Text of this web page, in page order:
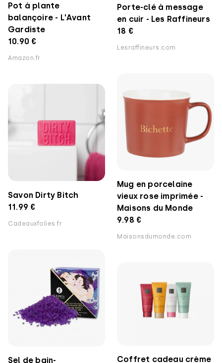
Pot à plante
balançoire - L'Avant
Gardiste
10.90 €
Amazon.fr
Porte-clé à message
en cuir - Les Raffineurs
18 €
Lesraffineurs.com
Mug en porcelaine
vieux rose imprimée -
Maisons du Monde
9.98 €
Maisonsdumonde.com
Savon Dirty Bitch
11.99 €
Cadeauxfolies.fr
Sel de bain-
Coffret cadeau crème